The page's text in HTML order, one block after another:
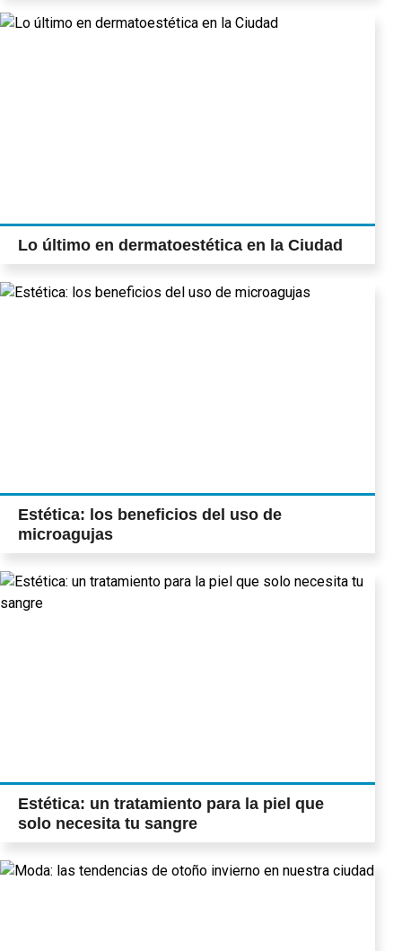
Lo último en dermatoestética en la Ciudad
Estética: los beneficios del uso de
microagujas
Estética: un tratamiento para la piel que
solo necesita tu sangre